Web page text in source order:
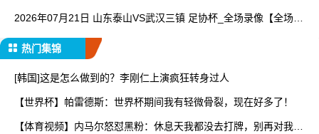
2026年07月21日 山东泰山VS武汉三镇 足协杯_全场录像【全场回
热门集锦
[韩国]这是怎么做到的？李刚仁上演疯狂转身过人
【世界杯】帕雷德斯：世界杯期间我有轻微骨裂，现在好多了！
【体育视频】内马尔怒怼黑粉：休息天我都没去打牌，别再对我指